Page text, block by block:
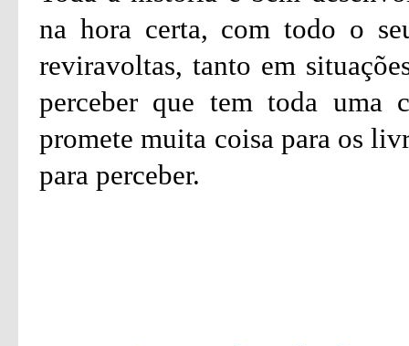
na hora certa, com todo o
reviravoltas, tanto em
perceber que tem toda uma
promete muita coisa para os
para perceber.